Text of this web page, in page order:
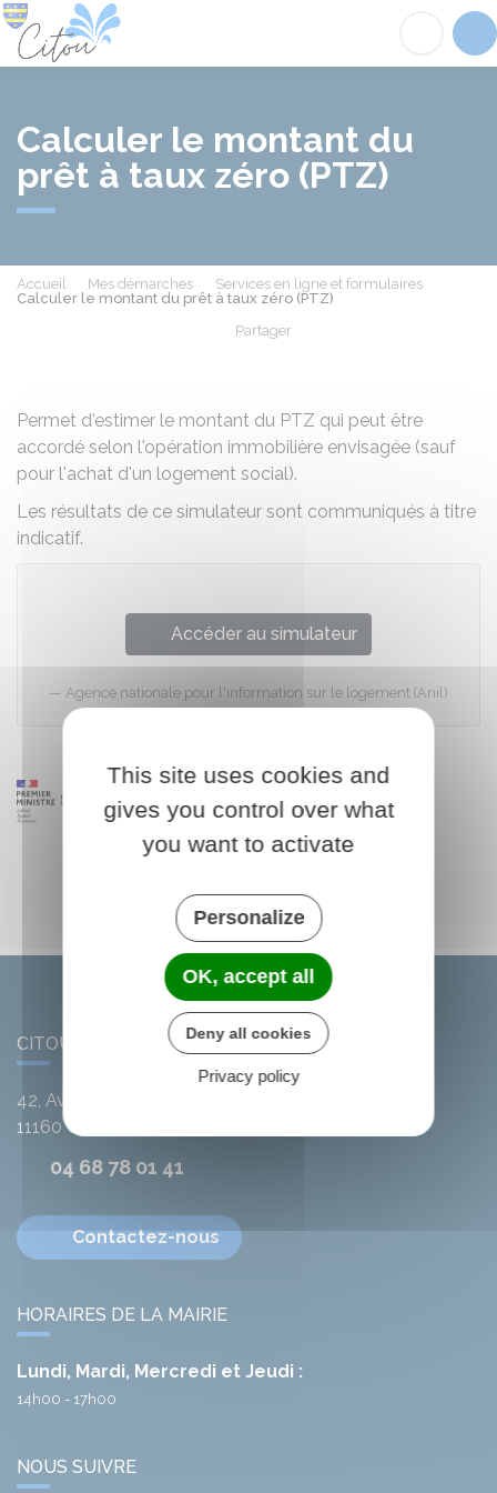
Calculer le montant du
prêt à taux zéro (PTZ)
Accueil Mes démarches
Services en ligne et formulaires
Calculer le montant du prêt à taux zéro (PTZ)
Partager
Permet d'estimer le montant du PTZ qui peut être
accordé selon l'opération immobilière envisagée (sauf
pour l'achat d'un logement social).
Les résultats de ce simulateur sont communiqués à titre
indicatif.
Accéder au simulateur
Agence nationale pour l'information sur le logement (Anil)
CITOU
42, Avenue de l'Argent-Double
11160Citou
04 68 78 01 41
Contactez-nous
HORAIRES DE LA MAIRIE
Lundi, Mardi, Mercredi et Jeudi :
14h00 - 17h00
NOUS SUIVRE
This site uses cookies and
gives you control over what
you want to activate
Personalize
OK, accept all
Deny all cookies
Privacy policy